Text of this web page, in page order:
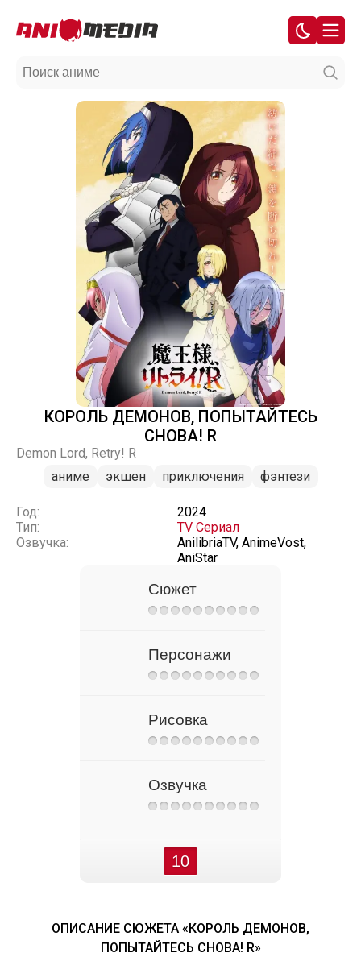
КОРОЛЬ ДЕМОНОВ, ПОПЫТАЙТЕСЬ
СНОВА! R
Demon Lord, Retry! R
аниме
экшен приключения фэнтези
Год:
2024
Тип:
TV Сериал
Озвучка:
AnilibriaTV, AnimeVost,
AniStar
Сюжет
Персонажи
Рисовка
Озвучка
10
ОПИСАНИЕ СЮЖЕТА «КОРОЛЬ ДЕМОНОВ,
ПОПЫТАЙТЕСЬ СНОВА! R»